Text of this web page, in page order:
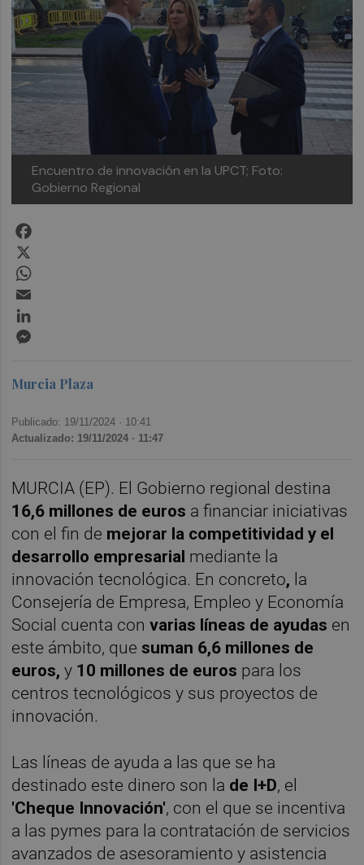
Encuentro de innovación en la UPCT; Foto:
Gobierno Regional
Murcia Plaza
Publicado: 19/11/2024 · 10:41
Actualizado: 19/11/2024 · 11:47
MURCIA (EP). El Gobierno regional destina
16,6 millones de euros a financiar iniciativas
con el fin de mejorar la competitividad y el
desarrollo empresarial mediante la
innovación tecnológica. En concreto, la
Consejería de Empresa, Empleo y Economía
Social cuenta convarias líneas de ayudas en
este ámbito, quesuman 6,6 millones de
euros,y 10 millones de euros para los
centros tecnológicos y sus proyectos de
innovación.
Las líneas de ayuda a las que se ha
destinado este dinero son la de I+D, el
'Cheque Innovación', con el que se incentiva
a las pymes para la contratación de servicios
avanzados de asesoramiento y asistencia